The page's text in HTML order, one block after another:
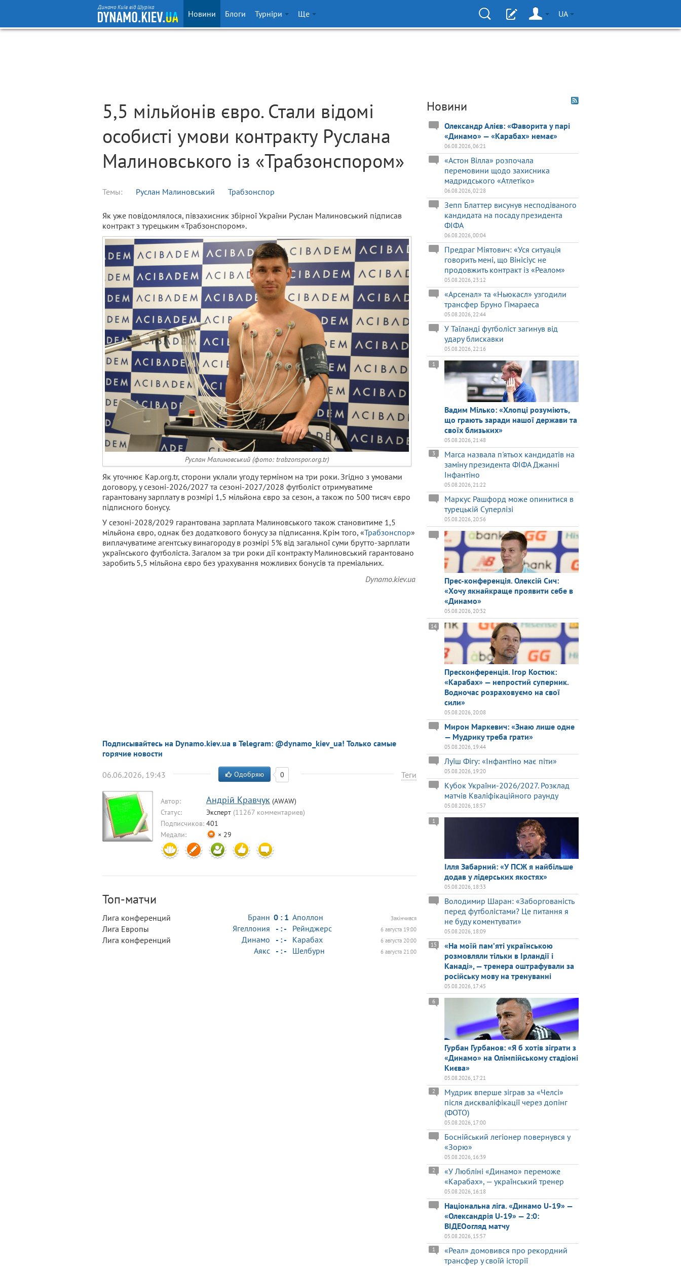
Динамо Київ від Шуріка
Новини Блоги Турніри Ще UA
5,5 мільйонів євро. Стали відомі
особисті умови контракту Руслана
Малиновського із «Трабзонспором»
Темы: Руслан Малиновський Трабзонспор
Як уже повідомлялося, півзахисник збірної України Руслан Малиновський підписав
контракт з турецьким «Трабзонспором».
Руслан Малиновський (фото: trabzonspor.org.tr)
Як уточнює Kap.org.tr, сторони уклали угоду терміном на три роки. Згідно з умовами
договору, у сезоні-2026/2027 та сезоні-2027/2028 футболіст отримуватиме
гарантовану зарплату в розмірі 1,5 мільйона євро за сезон, а також по 500 тисяч євро
підписного бонусу.
У сезоні-2028/2029 гарантована зарплата Малиновського також становитиме 1,5
мільйона євро, однак без додаткового бонусу за підписання. Крім того, «Трабзонспор»
виплачуватиме агентську винагороду в розмірі 5% від загальної суми брутто-зарплати
українського футболіста. Загалом за три роки дії контракту Малиновський гарантовано
заробить 5,5 мільйона євро без урахування можливих бонусів та преміальних.
Dynamo.kiev.ua
Подписывайтесь на Dynamo.kiev.ua в Telegram: @dynamo_kiev_ua! Только самые
горячие новости
06.06.2026, 19:43 Теги
Одобряю 0
Автор: Aндрiй Кравчук (AWAW)
Статус:
Эксперт (11267 комментариев)
Подписчиков: 401
Медали:
× 29
Топ-матчи
Лига конференций Бранн Аполлон
0 : 1 Закінчився
Лига Европы Ягеллония Рейнджерс
- : - 6 августа 19:00
Лига конференций Динамо Карабах
- : - 6 августа 20:00
Аякс Шелбурн
- : - 6 августа 21:00
Новини
Олександр Алієв: «Фаворита у парі
«Динамо» — «Карабах» немає»
06.08.2026, 06:21
«Астон Вілла» розпочала
перемовини щодо захисника
мадридського «Атлетіко»
06.08.2026, 02:28
Зепп Блаттер висунув несподіваного
кандидата на посаду президента
ФІФА
06.08.2026, 00:04
Предраг Міятович: «Уся ситуація
говорить мені, що Вінісіус не
продовжить контракт із «Реалом»
05.08.2026, 23:12
«Арсенал» та «Ньюкасл» узгодили
трансфер Бруно Гімараеса
05.08.2026, 22:44
У Таїланді футболіст загинув від
удару блискавки
05.08.2026, 22:16
Вадим Мілько: «Хлопці розуміють,
що грають заради нашої держави та
своїх близьких»
1
05.08.2026, 21:48
Marca назвала п'ятьох кандидатів на
заміну президента ФІФА Джанні
Інфантіно
3
05.08.2026, 21:22
Маркус Рашфорд може опинитися в
турецькій Суперлізі
05.08.2026, 20:56
Прес-конференція. Олексій Сич:
«Хочу якнайкраще проявити себе в
«Динамо»
05.08.2026, 20:32
Пресконференція. Ігор Костюк:
«Карабах» — непростий суперник.
Водночас розраховуємо на свої
сили»
14
05.08.2026, 20:08
Мирон Маркевич: «Знаю лише одне
— Мудрику треба грати»
05.08.2026, 19:44
Луїш Фігу: «Інфантіно має піти»
05.08.2026, 19:20
Кубок України-2026/2027. Розклад
матчів Кваліфікаційного раунду
05.08.2026, 18:57
Ілля Забарний: «У ПСЖ я найбільше
додав у лідерських якостях»
1
05.08.2026, 18:33
Володимир Шаран: «Заборгованість
перед футболістами? Це питання я
не буду коментувати»
05.08.2026, 18:09
«На моїй памʼяті українською
розмовляли тільки в Ірландії і
Канаді», — тренера оштрафували за
російську мову на тренуванні
15
05.08.2026, 17:45
Гурбан Гурбанов: «Я б хотів зіграти з
«Динамо» на Олімпійському стадіоні
Києва»
6
05.08.2026, 17:21
Мудрик вперше зіграв за «Челсі»
після дискваліфікації через допінг
(ФОТО)
2
05.08.2026, 17:00
Боснійський легіонер повернувся у
«Зорю»
05.08.2026, 16:39
«У Любліні «Динамо» переможе
«Карабах», — український тренер
2
05.08.2026, 16:18
Національна ліга. «Динамо U-19» —
«Олександрія U-19» — 2:0:
ВІДЕОогляд матчу
05.08.2026, 15:57
«Реал» домовився про рекордний
трансфер у своїй історії
1